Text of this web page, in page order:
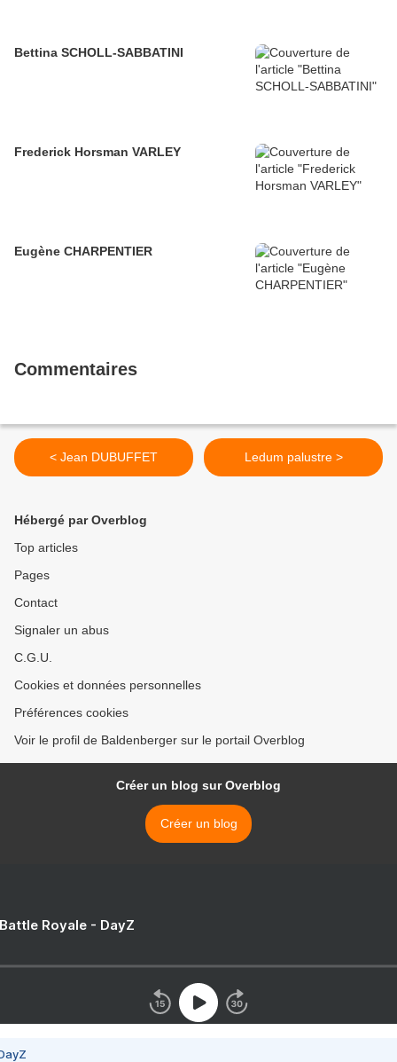
Bettina SCHOLL-SABBATINI
Frederick Horsman VARLEY
Eugène CHARPENTIER
Commentaires
< Jean DUBUFFET Ledum palustre >
Hébergé par Overblog
Top articles
Pages
Contact
Signaler un abus
C.G.U.
Cookies et données personnelles
Préférences cookies
Voir le profil de Baldenberger sur le portail Overblog
Créer un blog sur Overblog
Créer un blog
Royale - DayZ